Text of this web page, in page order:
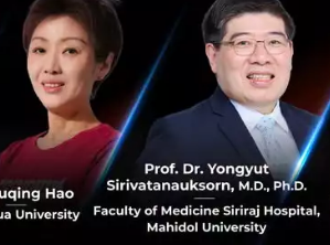
ระบบต้องเชื่อถือได้ และต้องสาม
เมื่อทุกอย่างอยู่บน Cloud ปัญหาด้านฮา
ทีมงานที่ช่วยดูแลเรื่องนี้ให้อยู่แล้วครับ
ผมว่าด้วยชื่อเสียงของ Microsoft เป็นที่ไ
คุ้มกับค่าใช้จ่าย